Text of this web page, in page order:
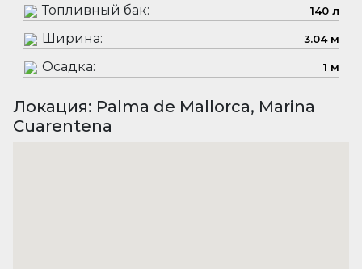
Топливный бак: 140 л
Ширина: 3.04 м
Осадка: 1 м
Локация: Palma de Mallorca, Marina
Cuarentena